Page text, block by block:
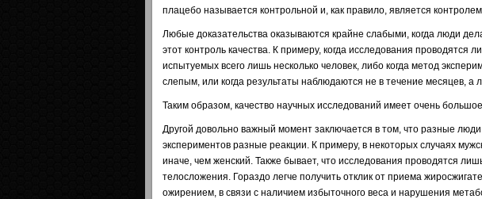
плацебо называется контрольной и, как правило, является
Любые доказательства оказываются крайне слабыми, когда люди
этот контроль качества. К примеру, когда исследования проводятся
испытуемых всего лишь несколько человек, либо когда метод
слепым, или когда результаты наблюдаются не в течение месяцев, а
Таким образом, качество научных исследований имеет очень
Другой довольно важный момент заключается в том, что разные люди
экспериментов разные реакции. К примеру, в некоторых случаях
иначе, чем женский. Также бывает, что исследования проводятся
телосложения. Гораздо легче получить отклик от приема
ожирением, в связи с наличием избыточного веса и нарушения